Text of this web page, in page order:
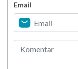
Berani
Email